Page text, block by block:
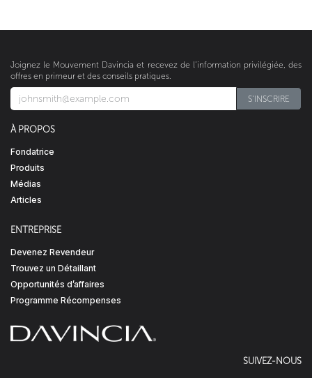
Joignez le Mouvement Davincia et recevez de l’information privilégiée, des
offres en primeur et des conseils pratiques.
S'INSCRIRE​​​​
À PROPOS
Fondatrice
Produits
Médias
Articles
ENTREPRISE
Devenez Revendeur
Trouvez un Détaillant
Opportunités d’affaires
Programme Récompenses
SUIVEZ-NOUS